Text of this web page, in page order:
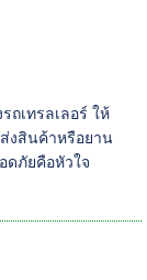
ถเทรลเลอร์ ให้
งสินค้าหรือยาน
ดภัยคือหัวใจ